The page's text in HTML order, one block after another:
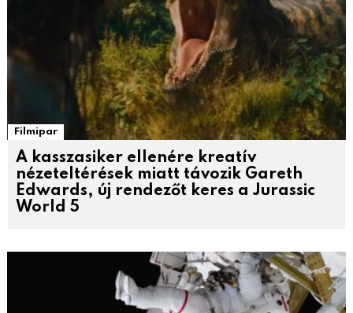
Filmipar
A kasszasiker ellenére kreatív
nézeteltérések miatt távozik Gareth
Edwards, új rendezőt keres a Jurassic
World 5